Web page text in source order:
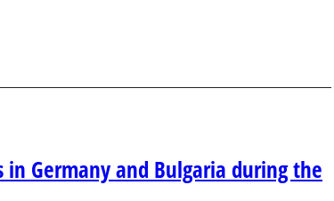
in Germany and Bulgaria during the